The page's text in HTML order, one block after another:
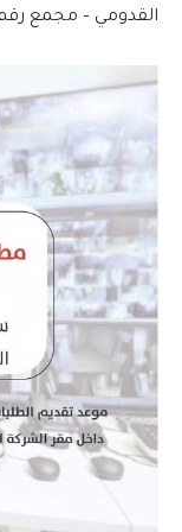
القدومي – مجمع رقم 29 – الطابق